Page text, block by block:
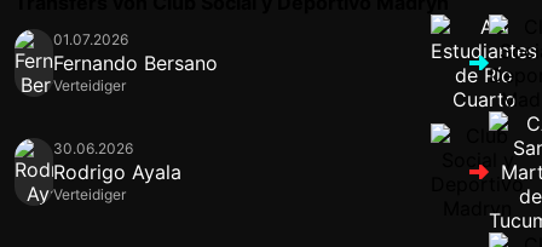
01.07.2026
Fernando Bersano
Verteidiger
30.06.2026
Rodrigo Ayala
Verteidiger